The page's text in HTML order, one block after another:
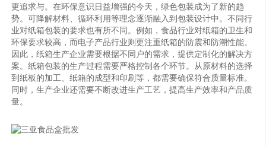
更追求与。在环保意识日益增强的今天，绿色包装成为了新的趋
势。可降解材料、循环利用等理念逐渐融入到包装设计中。不同行
业对纸箱包装的要求也有所不同。例如，食品行业对纸箱的卫生和
环保要求较高，而电子产品行业则更注重纸箱的防震和防潮性能。
因此，纸箱生产企业需要根据不同户的需求，提供定制化的解决方
案。纸箱包装的生产过程需要严格控制各个环节。从原材料的选择
到纸板的加工、纸箱的成型和印刷等，都需要确保符合质量标准。
同时，生产企业还需要不断改进生产工艺，提高生产效率和产品质
量。